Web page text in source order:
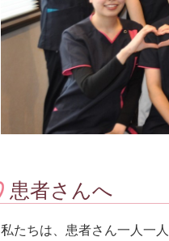
患者さんへ
私たちは、患者さん一人一